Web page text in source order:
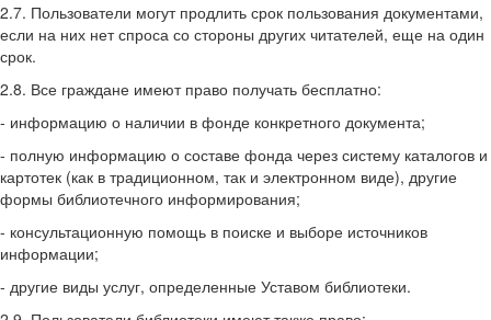
2.7. Пользователи могут продлить срок пользования документами,
если на них нет спроса со стороны других читателей, еще на один
срок.
2.8. Все граждане имеют право получать бесплатно:
- информацию о наличии в фонде конкретного документа;
- полную информацию о составе фонда через систему каталогов и
картотек (как в традиционном, так и электронном виде), другие
формы библиотечного информирования;
- консультационную помощь в поиске и выборе источников
информации;
- другие виды услуг, определенные Уставом библиотеки.